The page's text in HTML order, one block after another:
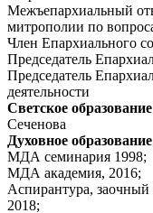
Межъепархиальный
митрополии по
Член Епархиального
Председатель
Председатель
деятельности
Светское
Сеченова
Духовное
МДА семинария 1998;
МДА академия, 2016;
Аспирантура, заочный
2018;